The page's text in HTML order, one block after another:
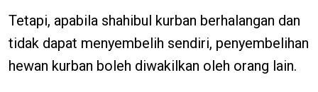
Tetapi, apabila shahibul kurban berhalangan dan
tidak dapat menyembelih sendiri, penyembelihan
hewan kurban boleh diwakilkan oleh orang lain.